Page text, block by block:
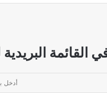
القائمة